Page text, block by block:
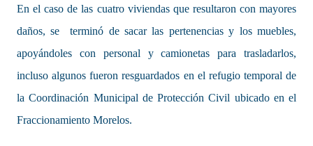
En el caso de las cuatro viviendas que resultaron con mayores
daños, se terminó de sacar las pertenencias y los muebles,
apoyándoles con personal y camionetas para trasladarlos,
incluso algunos fueron resguardados en el refugio temporal de
la Coordinación Municipal de Protección Civil ubicado en el
Fraccionamiento Morelos.